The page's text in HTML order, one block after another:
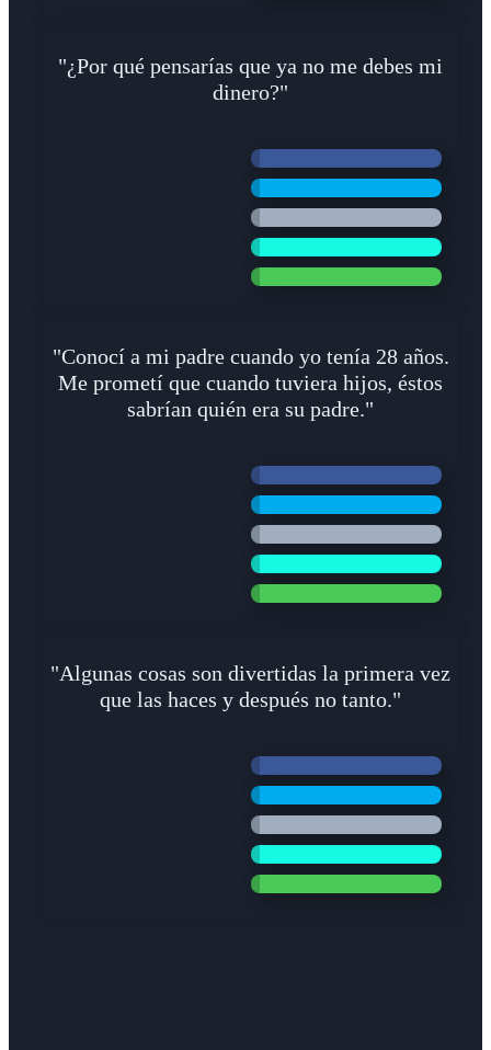
"¿Por qué pensarías que ya no me debes mi
dinero?"
"Conocí a mi padre cuando yo tenía 28 años.
Me prometí que cuando tuviera hijos, éstos
sabrían quién era su padre."
"Algunas cosas son divertidas la primera vez
que las haces y después no tanto."